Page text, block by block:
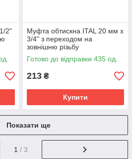
2"
Муфта обтискна ITAL 20 мм х
3/4" з переходом на
зовнішню різьбу
Готово до відправки 435 од.
213 ₴
Купити
Показати ще
1 / 3